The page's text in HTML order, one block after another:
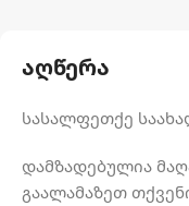
აღწერა
სასალფეთქე
დამზადებულია
გაალამაზეთ